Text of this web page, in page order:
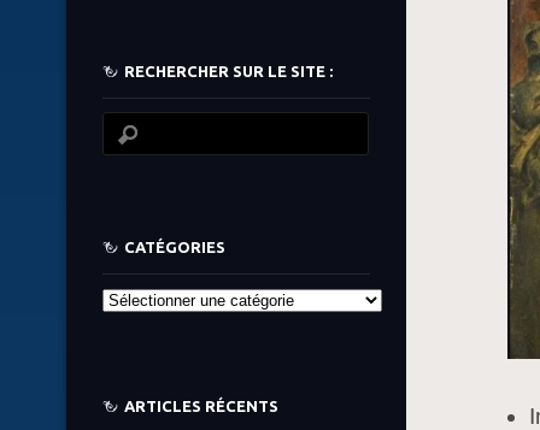
RECHERCHER SUR LE SITE :
CATÉGORIES
Catégories
ARTICLES RÉCENTS